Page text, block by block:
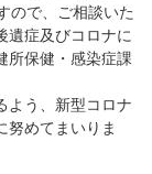
ので、ご相談いた
遺症及びコロナに
所保健・感染症課
よう、新型コロナ
努めてまいりま